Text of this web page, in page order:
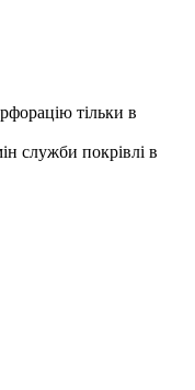
тільки в
служби покрівлі в